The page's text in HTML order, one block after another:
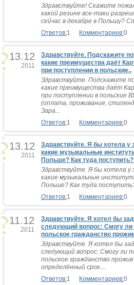
Здравствуйте! Скажите
какой резине все-таки
сейчас в декабре в Польшу?
Ответов:1 Комментариев:0
13.12
2011
Здравствуйте. Подскажите
какие преимущества даёт
при поступлении в польские..
Здравствуйте. Подскажите
какие преимущества даёт
при поступлении в польские
(оплата, проживание,
Зара...
Ответов:1 Комментариев:0
13.12
2011
Здравствуйте. Я бы хотела у
какие музыкальные
Польше? Как туда
Здравствуйте. Я бы хотела у
какие музыкальные
Польше? Как туда
Ответов:1 Комментариев:0
11.12
2011
Здравствуйте. Я хотел бы
следующий вопрос: Смогу ли
польское гражданство
Здравствуйте. Я хотел бы
следующий вопрос: Смогу ли
польское гражданство
определённый срок....
Ответов:1 Комментариев:0